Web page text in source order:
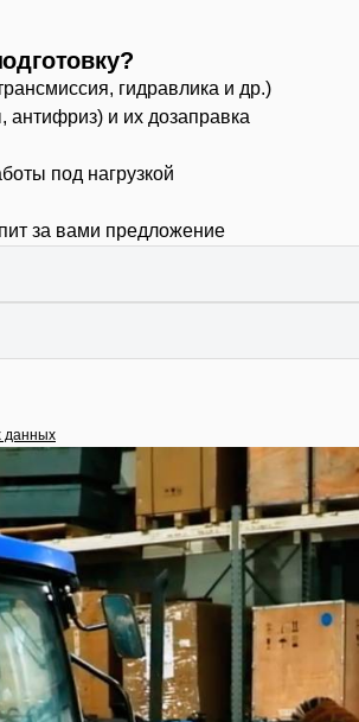
гидравлика и др.)
и их дозаправка
под нагрузкой
за вами предложение
данных